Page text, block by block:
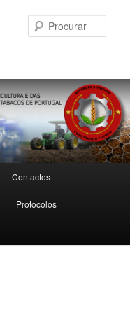
Contactos
Protocolos